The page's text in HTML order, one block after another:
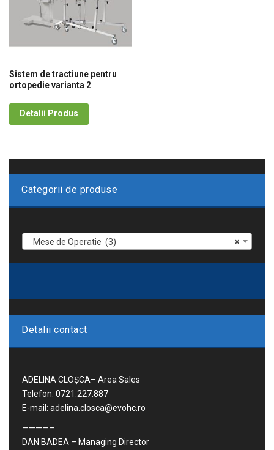
Sistem de tractiune pentru
ortopedie varianta 2
Detalii Produs
Categorii de produse
×
Mese de Operatie (3)
Detalii contact
ADELINA CLOȘCA– Area Sales
Telefon: 0721.227.887
E-mail: adelina.closca@evohc.ro
————–
DAN BADEA – Managing Director